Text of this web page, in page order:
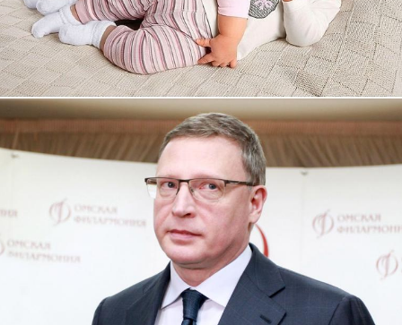
Смотреть проект
Сайт кандидата в губернаторы
Буркова Александра Леонидовича
Смотреть проект